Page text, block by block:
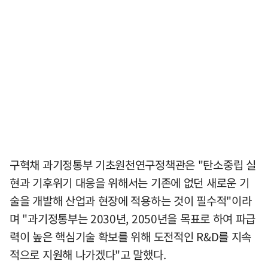
구혁채 과기정통부 기초원천연구정책관은 "탄소중립 실
현과 기후위기 대응을 위해서는 기존에 없던 새로운 기
술을 개발해 산업과 현장에 적용하는 것이 필수적"이라
며 "과기정통부는 2030년, 2050년을 목표로 하여 파급
력이 높은 핵심기술 확보를 위해 도전적인 R&D를 지속
적으로 지원해 나가겠다"고 말했다.